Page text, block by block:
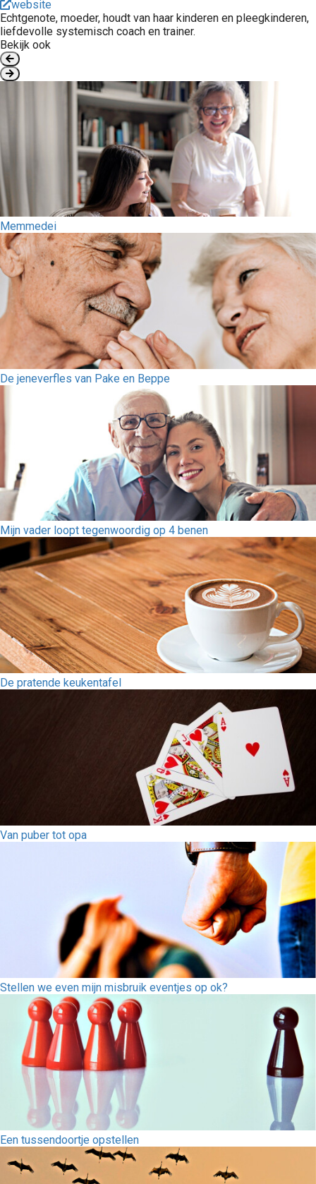
website
Echtgenote, moeder, houdt van haar kinderen en pleegkinderen,
liefdevolle systemisch coach en trainer.
Bekijk ook
Memmedei
De jeneverfles van Pake en Beppe
Mijn vader loopt tegenwoordig op 4 benen
De pratende keukentafel
Van puber tot opa
Stellen we even mijn misbruik eventjes op ok?
Een tussendoortje opstellen